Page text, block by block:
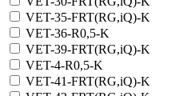
VET-35-FRT(RG,iQ)-K
VET-36-R0,5-K
VET-39-FRT(RG,iQ)-K
VET-4-R0,5-K
VET-41-FRT(RG,iQ)-K